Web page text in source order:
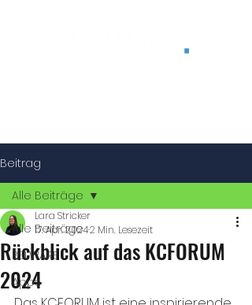
Beitrag
Alle Beiträge
BELWARE
Apps
Alle Beiträge
Rückblick auf das KCFORUM
2024
Lara Stricker
17. Apr. 20242 Min. Lesezeit